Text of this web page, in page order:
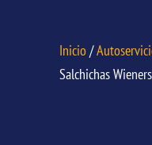
Inicio /
Salchichas